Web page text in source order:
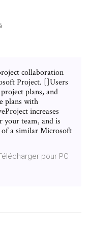
collaboration
Project. []Users
plans, and
plans with
increases
your team, and is
a similar Microsoft
pour PC